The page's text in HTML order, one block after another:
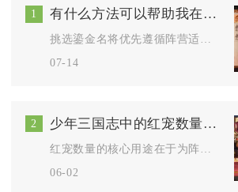
1 有什么方法可以帮助我在少年三国志中更好地选择鎏金名将
07-14
2 少年三国志中的红宠数量有何用途
06-02